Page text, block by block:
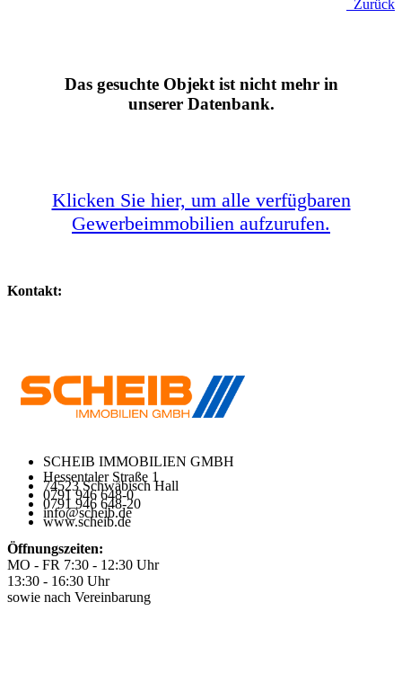
Zurück
Das gesuchte Objekt ist nicht mehr in
unserer Datenbank.
Klicken Sie hier, um alle verfügbaren
Gewerbeimmobilien aufzurufen.
Kontakt:
SCHEIB IMMOBILIEN GMBH
Hessentaler Straße 1
74523 Schwäbisch Hall
0791 946 648-0
0791 946 648-20
info@scheib.de
www.scheib.de
Öffnungszeiten:
MO - FR 7:30 - 12:30 Uhr
13:30 - 16:30 Uhr
sowie nach Vereinbarung